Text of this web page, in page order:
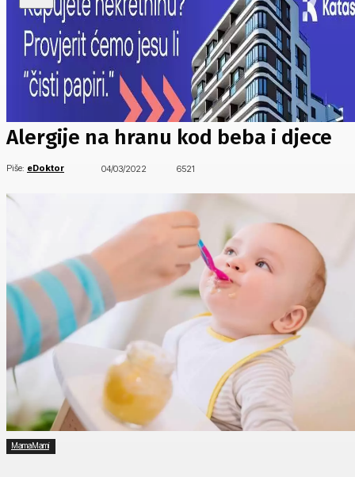
Alergije na hranu kod beba i djece
Piše: eDoktor 04/03/2022 6521
MamaMami